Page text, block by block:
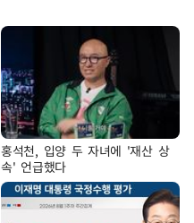
홍석천, 입양 두 자녀에 '재산 상
속' 언급했다